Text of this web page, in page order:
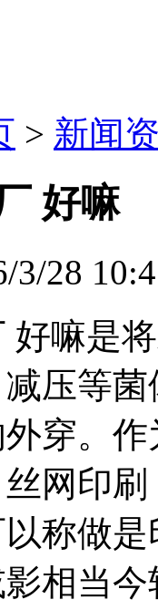
> 新闻
好嘛
3/28
好嘛是
压等
穿。
网印
称做
相当